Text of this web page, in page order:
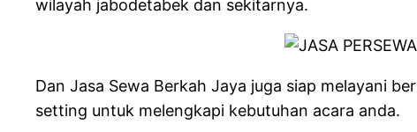
wilayah jabodetabek dan sekitarnya.
Dan Jasa Sewa Berkah Jaya juga siap melayani
setting untuk melengkapi kebutuhan acara anda.